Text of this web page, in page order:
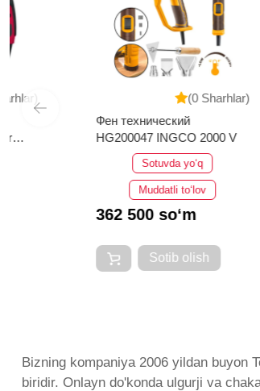
(0 Sharhlar)
Фен технический
HG200047 INGCO 2000 V
Sotuvda yo‘q
Muddatli to‘lov
362 500 so‘m
Sotib olish
Bizning kompaniya 2006 yildan buyon
biridir. Onlayn do'konda ulgurji va